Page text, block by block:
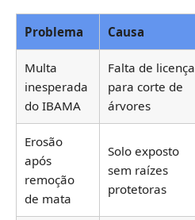
Problema Causa
Multa
inesperada
do IBAMA
Falta de licença
para corte de
árvores
Erosão
após
remoção
de mata
Solo exposto
sem raízes
protetoras